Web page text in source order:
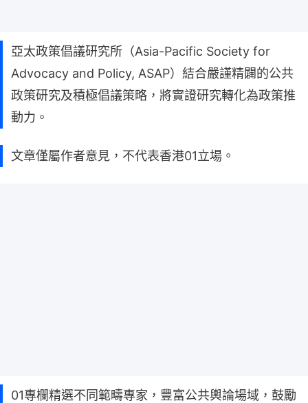
亞太政策倡議研究所（Asia-Pacific Society for
Advocacy and Policy, ASAP）結合嚴謹精闢的公共
政策研究及積極倡議策略，將實證研究轉化為政策推
動力。
文章僅屬作者意見，不代表香港01立場。
01專欄精選不同範疇專家，豐富公共輿論場域，鼓勵